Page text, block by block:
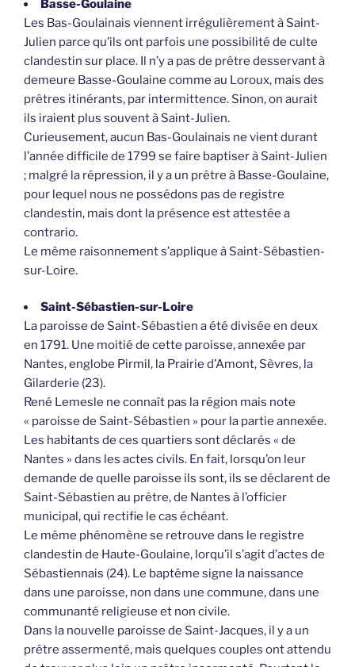
Basse-Goulaine
Les Bas-Goulainais viennent irrégulièrement à Saint-
Julien parce qu’ils ont parfois une possibilité de culte
clandestin sur place. Il n’y a pas de prêtre desservant à
demeure Basse-Goulaine comme au Loroux, mais des
prêtres itinérants, par intermittence. Sinon, on aurait
ils iraient plus souvent à Saint-Julien.
Curieusement, aucun Bas-Goulainais ne vient durant
l’année difficile de 1799 se faire baptiser à Saint-Julien
; malgré la répression, il y a un prêtre à Basse-Goulaine,
pour lequel nous ne possédons pas de registre
clandestin, mais dont la présence est attestée a
contrario.
Le même raisonnement s’applique à Saint-Sébastien-
sur-Loire.
Saint-Sébastien-sur-Loire
La paroisse de Saint-Sébastien a été divisée en deux
en 1791. Une moitié de cette paroisse, annexée par
Nantes, englobe Pirmil, la Prairie d’Amont, Sèvres, la
Gilarderie (23).
René Lemesle ne connaît pas la région mais note
« paroisse de Saint-Sébastien » pour la partie annexée.
Les habitants de ces quartiers sont déclarés « de
Nantes » dans les actes civils. En fait, lorsqu’on leur
demande de quelle paroisse ils sont, ils se déclarent de
Saint-Sébastien au prêtre, de Nantes à l’officier
municipal, qui rectifie le cas échéant.
Le même phénomène se retrouve dans le registre
clandestin de Haute-Goulaine, lorqu’il s’agit d’actes de
Sébastiennais (24). Le baptême signe la naissance
dans une paroisse, non dans une commune, dans une
communanté religieuse et non civile.
Dans la nouvelle paroisse de Saint-Jacques, il y a un
prêtre assermenté, mais quelques couples ont attendu